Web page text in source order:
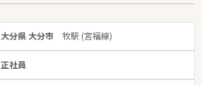
大分県 大分市牧駅 (宮福線)
正社員